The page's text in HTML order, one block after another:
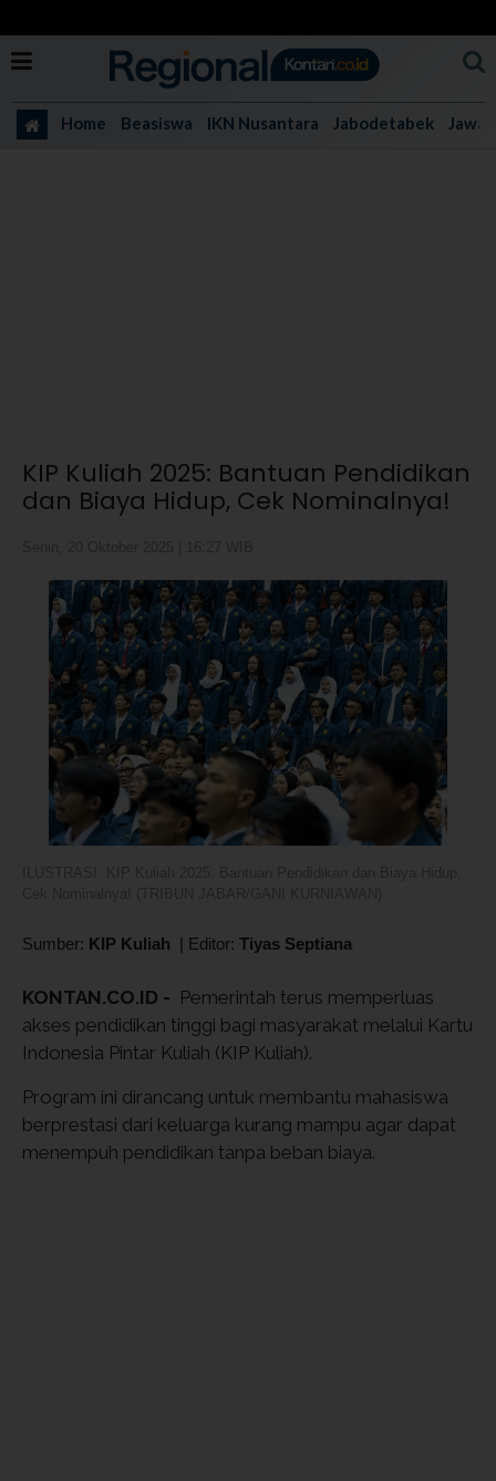
Home Beasiswa IKN Nusantara Jabodetabek Jawa
KIP Kuliah 2025: Bantuan Pendidikan
dan Biaya Hidup, Cek Nominalnya!
Sumber: KIP Kuliah | Editor: Tiyas Septiana
KONTAN.CO.ID - Pemerintah terus memperluas
akses pendidikan tinggi bagi masyarakat melalui Kartu
Indonesia Pintar Kuliah (KIP Kuliah).
Program ini dirancang untuk membantu mahasiswa
berprestasi dari keluarga kurang mampu agar dapat
menempuh pendidikan tanpa beban biaya.